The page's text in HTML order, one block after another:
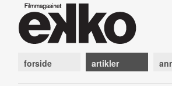
forside artikler